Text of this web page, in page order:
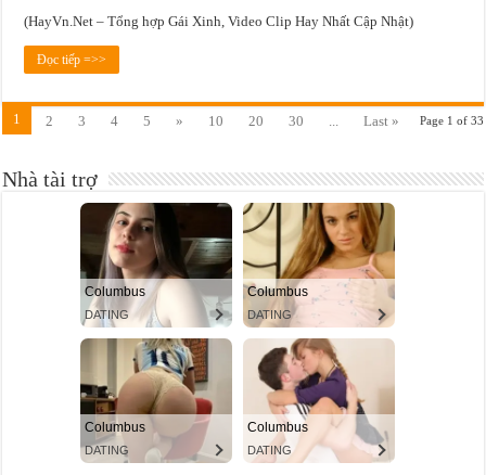
(HayVn.Net – Tổng hợp Gái Xinh, Video Clip Hay Nhất Cập Nhật)
Đọc tiếp =>>
Page 1 of 33
1 2 3 4 5 » 10 20 30 ... Last »
Nhà tài trợ